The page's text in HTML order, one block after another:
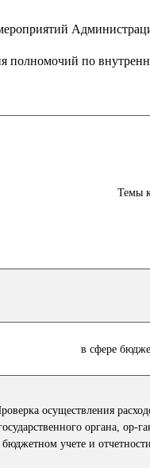
полномочий по
Темы
в сфере
осуществления
органа, ор-
бюджетном учете и отчетности